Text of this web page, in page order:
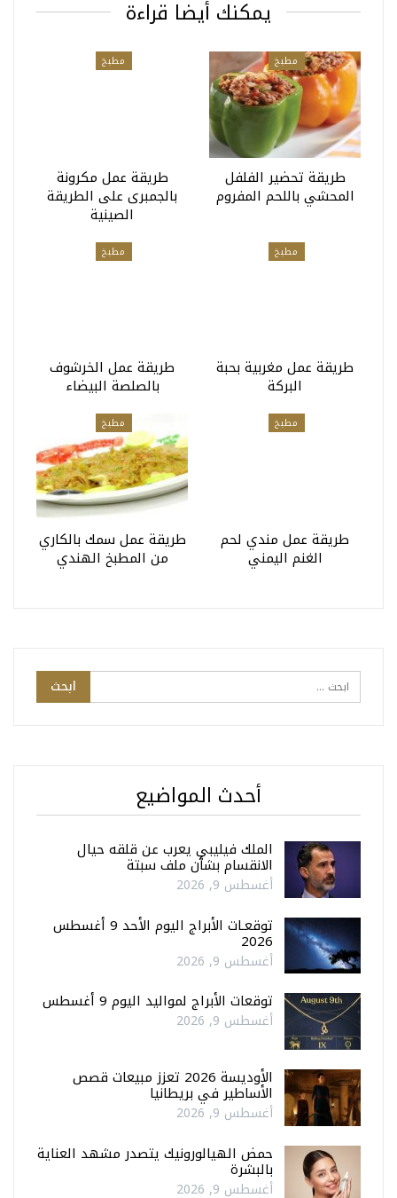
يمكنك أيضا قراءة
مطبخ
طريقة تحضير الفلفل
المحشي باللحم المفروم
مطبخ
طريقة عمل مكرونة
بالجمبرى على الطريقة
الصينية
مطبخ
طريقة عمل مغربية بحبة
البركة
مطبخ
طريقة عمل الخرشوف
بالصلصة البيضاء
مطبخ
طريقة عمل مندي لحم
الغنم اليمني
مطبخ
طريقة عمل سمك بالكاري
من المطبخ الهندي
أحدث المواضيع
الملك فيليبي يعرب عن قلقه حيال
الانقسام بشأن ملف سبتة
أغسطس 9, 2026
توقعـات الأبراج اليوم الأحد 9 أغسطس
2026
أغسطس 9, 2026
توقعات الأبراج لمواليد اليوم 9 أغسطس
أغسطس 9, 2026
الأوديسة 2026 تعزز مبيعات قصص
الأساطير في بريطانيا
أغسطس 9, 2026
حمض الهيالورونيك يتصدر مشهد العناية
بالبشرة
أغسطس 9, 2026